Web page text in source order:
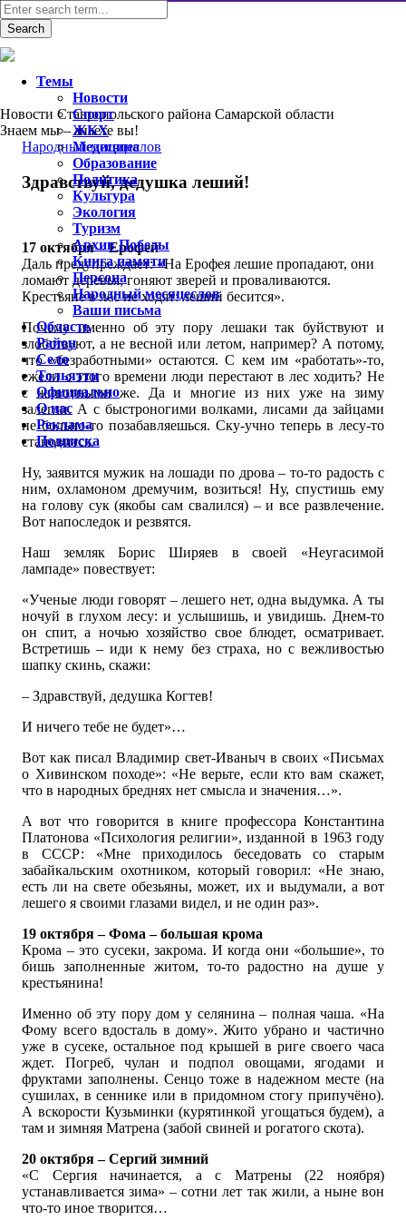
Новости Ставропольского района Самарской области
Знаем мы – знаете вы!
Народный месяцеслов
Здравствуй, дедушка леший!
17 октября – Ерофей
Даль предупреждает: «На Ерофея лешие пропадают, они
ломают деревья, гоняют зверей и проваливаются.
Крестьяне в лес не ходят: леший бесится».
Почему именно об эту пору лешаки так буйствуют и
злобствуют, а не весной или летом, например? А потому,
что «безработными» остаются. С кем им «работать»-то,
ежели с этого времени люди перестают в лес ходить? Не
с животными же. Да и многие из них уже на зиму
залегли. А с быстроногими волками, лисами да зайцами
не больно-то позабавляешься. Ску-учно теперь в лесу-то
становится.
Ну, заявится мужик на лошади по дрова – то-то радость с
ним, охламоном дремучим, возиться! Ну, спустишь ему
на голову сук (якобы сам свалился) – и все развлечение.
Вот напоследок и резвятся.
Наш земляк Борис Ширяев в своей «Неугасимой
лампаде» повествует:
«Ученые люди говорят – лешего нет, одна выдумка. А ты
ночуй в глухом лесу: и услышишь, и увидишь. Днем-то
он спит, а ночью хозяйство свое блюдет, осматривает.
Встретишь – иди к нему без страха, но с вежливостью
шапку скинь, скажи:
– Здравствуй, дедушка Когтев!
И ничего тебе не будет»…
Вот как писал Владимир свет-Иваныч в своих «Письмах
о Хивинском походе»: «Не верьте, если кто вам скажет,
что в народных бреднях нет смысла и значения…».
А вот что говорится в книге профессора Константина
Платонова «Психология религии», изданной в 1963 году
в СССР: «Мне приходилось беседовать со старым
забайкальским охотником, который говорил: «Не знаю,
есть ли на свете обезьяны, может, их и выдумали, а вот
лешего я своими глазами видел, и не один раз».
19 октября – Фома – большая крома
Крома – это сусеки, закрома. И когда они «большие», то
бишь заполненные житом, то-то радостно на душе у
крестьянина!
Именно об эту пору дом у селянина – полная чаша. «На
Фому всего вдосталь в дому». Жито убрано и частично
уже в сусеке, остальное под крышей в риге своего часа
ждет. Погреб, чулан и подпол овощами, ягодами и
фруктами заполнены. Сенцо тоже в надежном месте (на
сушилах, в сеннике или в придомном стогу припучёно).
А вскорости Кузьминки (курятинкой угощаться будем), а
там и зимняя Матрена (забой свиней и рогатого скота).
20 октября – Сергий зимний
«С Сергия начинается, а с Матрены (22 ноября)
устанавливается зима» – сотни лет так жили, а ныне вон
что-то иное творится…
Темы
Новости
Спорт
ЖКХ
Медицина
Образование
Политика
Культура
Экология
Туризм
Архив Победы
Книга памяти
Персона
Народный месяцеслов
Ваши письма
Область
Район
Село
Тольятти
Официально
О нас
Реклама
Подписка